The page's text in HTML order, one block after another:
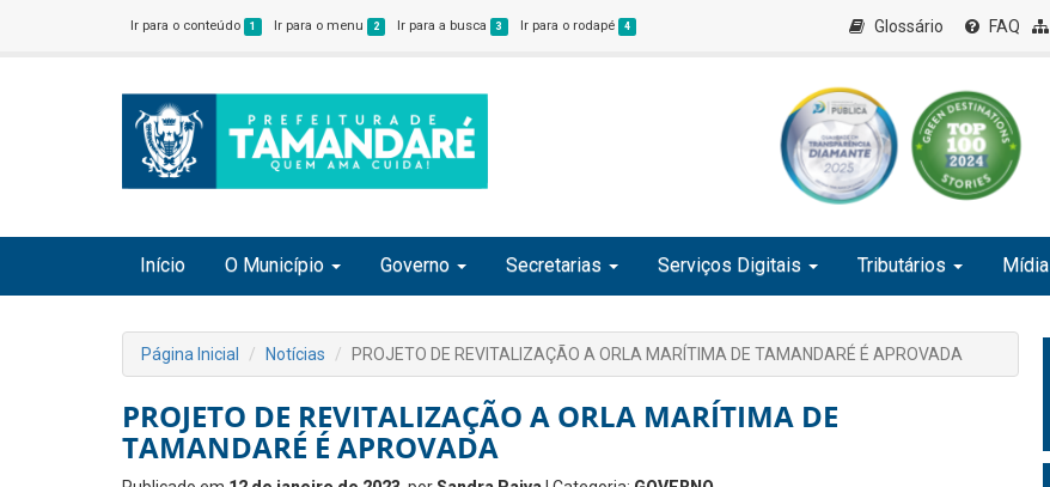
Ir para o conteúdo 1 Ir para o menu 2 Ir para a busca 3 Ir para o rodapé 4 Glossário FAQ
Início O Município Governo Secretarias Serviços Digitais Tributários Mídia
Página Inicial Notícias PROJETO DE REVITALIZAÇÃO A ORLA MARÍTIMA DE TAMANDARÉ É APROVADA
PROJETO DE REVITALIZAÇÃO A ORLA MARÍTIMA DE
TAMANDARÉ É APROVADA